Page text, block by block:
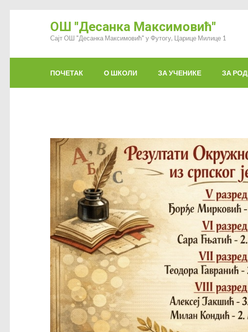
ОШ "Десанка Максимовић"
Сајт ОШ "Десанка Максимовић" у Футогу, Царице Милице 1
ПОЧЕТАК О ШКОЛИ ЗА УЧЕНИКЕ ЗА